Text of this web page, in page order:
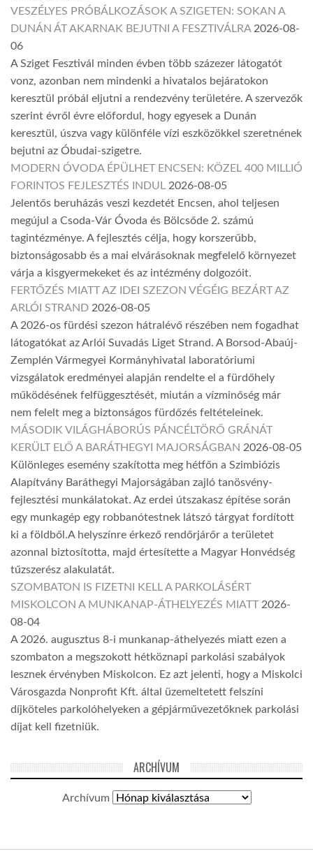
VESZÉLYES PRÓBÁLKOZÁSOK A SZIGETEN: SOKAN A
DUNÁN ÁT AKARNAK BEJUTNI A FESZTIVÁLRA 2026-08-
06
A Sziget Fesztivál minden évben több százezer látogatót
vonz, azonban nem mindenki a hivatalos bejáratokon
keresztül próbál eljutni a rendezvény területére. A szervezők
szerint évről évre előfordul, hogy egyesek a Dunán
keresztül, úszva vagy különféle vízi eszközökkel szeretnének
bejutni az Óbudai-szigetre.
MODERN ÓVODA ÉPÜLHET ENCSEN: KÖZEL 400 MILLIÓ
FORINTOS FEJLESZTÉS INDUL 2026-08-05
Jelentős beruházás veszi kezdetét Encsen, ahol teljesen
megújul a Csoda-Vár Óvoda és Bölcsőde 2. számú
tagintézménye. A fejlesztés célja, hogy korszerűbb,
biztonságosabb és a mai elvárásoknak megfelelő környezet
várja a kisgyermekeket és az intézmény dolgozóit.
FERTŐZÉS MIATT AZ IDEI SZEZON VÉGÉIG BEZÁRT AZ
ARLÓI STRAND 2026-08-05
A 2026-os fürdési szezon hátralévő részében nem fogadhat
látogatókat az Arlói Suvadás Liget Strand. A Borsod-Abaúj-
Zemplén Vármegyei Kormányhivatal laboratóriumi
vizsgálatok eredményei alapján rendelte el a fürdőhely
működésének felfüggesztését, miután a vízminőség már
nem felelt meg a biztonságos fürdőzés feltételeinek.
MÁSODIK VILÁGHÁBORÚS PÁNCÉLTÖRŐ GRÁNÁT
KERÜLT ELŐ A BARÁTHEGYI MAJORSÁGBAN 2026-08-05
Különleges esemény szakította meg hétfőn a Szimbiózis
Alapítvány Baráthegyi Majorságában zajló tanösvény-
fejlesztési munkálatokat. Az erdei útszakasz építése során
egy munkagép egy robbanótestnek látszó tárgyat fordított
ki a földből.A helyszínre érkező rendőrjárőr a területet
azonnal biztosította, majd értesítette a Magyar Honvédség
tűzszerész alakulatát.
SZOMBATON IS FIZETNI KELL A PARKOLÁSÉRT
MISKOLCON A MUNKANAP-ÁTHELYEZÉS MIATT 2026-
08-04
A 2026. augusztus 8-i munkanap-áthelyezés miatt ezen a
szombaton a megszokott hétköznapi parkolási szabályok
lesznek érvényben Miskolcon. Ez azt jelenti, hogy a Miskolci
Városgazda Nonprofit Kft. által üzemeltetett felszíni
díjköteles parkolóhelyeken a gépjárművezetőknek parkolási
díjat kell fizetniük.
ARCHÍVUM
Archívum